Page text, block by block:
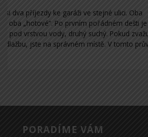
Plánujete stavbu pergoly nebo renovaci té
pravděpodobně řešíte zásadní otázku: Jaká
do pergoly? Trh nabízí klasiku v podobě
zámkové dlažby nebo dřevěných teras.
PORADÍME VÁM